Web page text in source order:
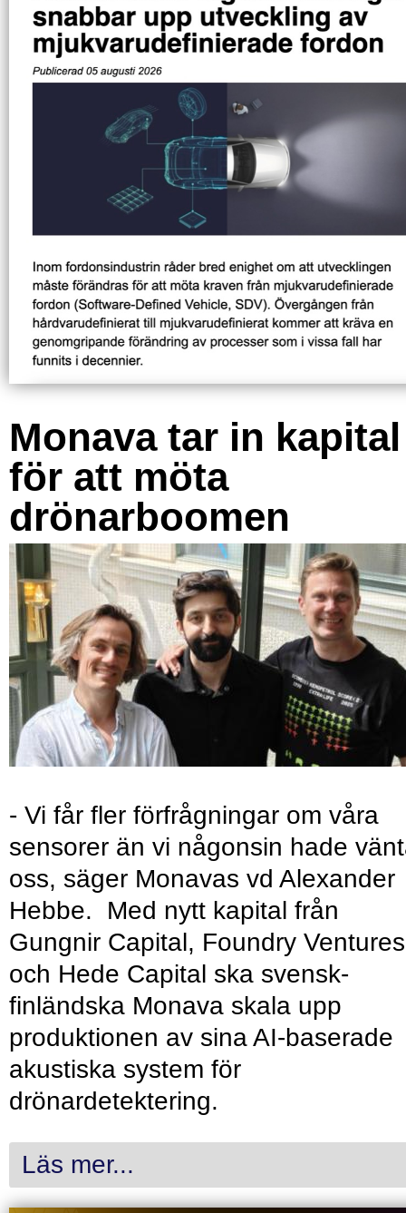
Monava tar in kapital
för att möta
drönarboomen
- Vi får fler förfrågningar om våra
sensorer än vi någonsin hade
oss, säger Monavas vd Alexander
Hebbe. Med nytt kapital från
Gungnir Capital, Foundry Ventures
och Hede Capital ska svensk-
finländska Monava skala upp
produktionen av sina AI-baserade
akustiska system för
drönardetektering.
Läs mer...